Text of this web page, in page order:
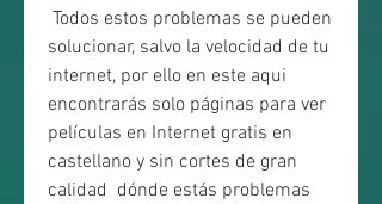
solucionar, salvo la velocidad de tu
internet, por ello en este aqui
encontrarás solo páginas para ver
películas en Internet gratis en
castellano y sin cortes de gran
calidad  dónde estás problemas